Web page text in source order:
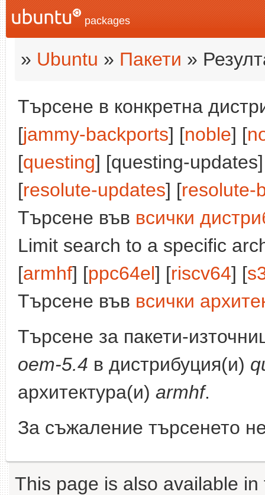
packages
» Ubuntu » Пакети »
Търсене в конкретна
[jammy-backports] [noble] [
[questing] [questing-
[resolute-updates] [resolute-
Търсене във всички
Limit search to a specific
[armhf] [ppc64el] [riscv64] [
Търсене във всички
Търсене за пакети-
oem-5.4 в дистрибуция(и)
архитектура(и) armhf.
За съжаление търсенето
This page is also available